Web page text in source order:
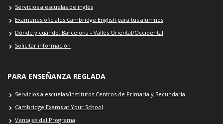
Servicios a escuelas de inglés
Exámenes oficiales Cambridge English para tus alumnos
Dónde y cuándo: Barcelona - Vallès Oriental/Occidental
Solicitar información
PARA ENSEÑANZA REGLADA
Servicios a escuelas/institutos Centros de Primaria y Secundaria
Cambridge Exams at Your School
Ventajas del Programa